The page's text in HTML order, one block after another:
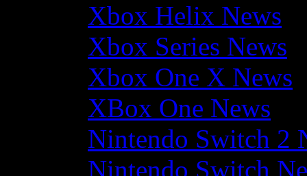
Xbox Helix News
Xbox Series News
Xbox One X News
XBox One News
Nintendo Switch 2
Nintendo Switch